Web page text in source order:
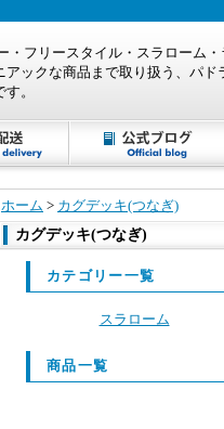
ホーム > カグデッキ(つなぎ)
カグデッキ(つなぎ)
カテゴリー一覧
スラローム
商品一覧